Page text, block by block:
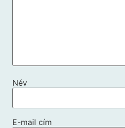
Név
E-mail cím